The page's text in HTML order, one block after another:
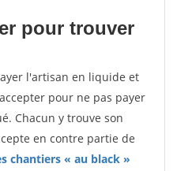
pour trouver
l'artisan en liquide et
pour ne pas payer
Chacun y trouve son
en contre partie de
chantiers « au black »